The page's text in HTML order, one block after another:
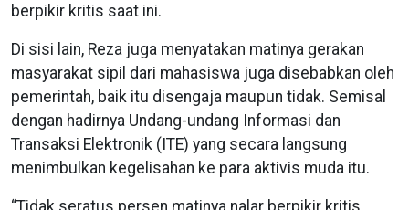
berpikir kritis saat ini.
Di sisi lain, Reza juga menyatakan matinya gerakan
masyarakat sipil dari mahasiswa juga disebabkan oleh
pemerintah, baik itu disengaja maupun tidak. Semisal
dengan hadirnya Undang-undang Informasi dan
Transaksi Elektronik (ITE) yang secara langsung
menimbulkan kegelisahan ke para aktivis muda itu.
“Tidak seratus persen matinya nalar berpikir kritis